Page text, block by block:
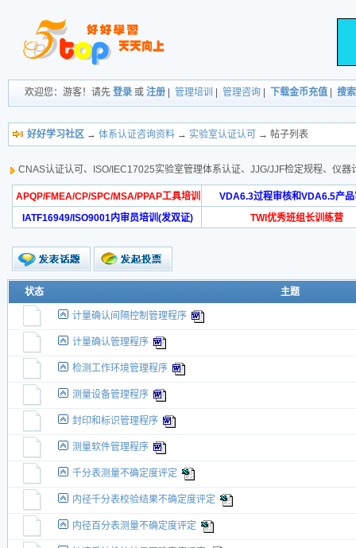
欢迎您：游客！请先 登录 或 注册 管理培训 管理咨询 下载金币充值 搜索
好好学习社区 → 体系认证咨询资料 → 实验室认证认可 → 帖子列表
CNAS认证认可、ISO/IEC17025实验室管理体系认证、JJG/JJF检定规程、仪
APQP/FMEA/CP/SPC/MSA/PPAP工具培训
VDA6.3过程审核和VDA6.5产品
IATF16949/ISO9001内审员培训(发双证)
TWI优秀班组长训练营
状态 主题
计量确认间隔控制管理程序
计量确认管理程序
检测工作环境管理程序
测量设备管理程序
封印和标识管理程序
测量软件管理程序
千分表测量不确定度评定
内径千分表校验结果不确定度评定
内径百分表测量不确定度评定